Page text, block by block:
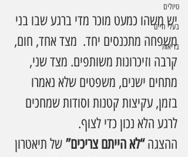
טיולים
בעלי חיים
בריאות
יש משהו כמעט מוכר מדי ברגע שבו בני
משפחה מתכנסים יחד.  מצד אחד, חום,
קרבה וזיכרונות משותפים. מצד שני,
מתחים ישנים, משפטים שלא נאמרו
בזמן, עקיצות קטנות וסודות שמחכים
לרגע הלא נכון כדי לצוף.
ההצגה “לא הייתם צריכים” של תיאטרון